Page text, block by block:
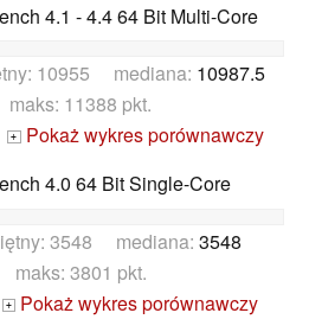
4.1 - 4.4 64 Bit Multi-Core
10955 mediana: 10987.5
maks: 11388 pkt.
+ Pokaż wykres porównawczy
4.0 64 Bit Single-Core
3548 mediana: 3548
maks: 3801 pkt.
+
Pokaż wykres porównawczy